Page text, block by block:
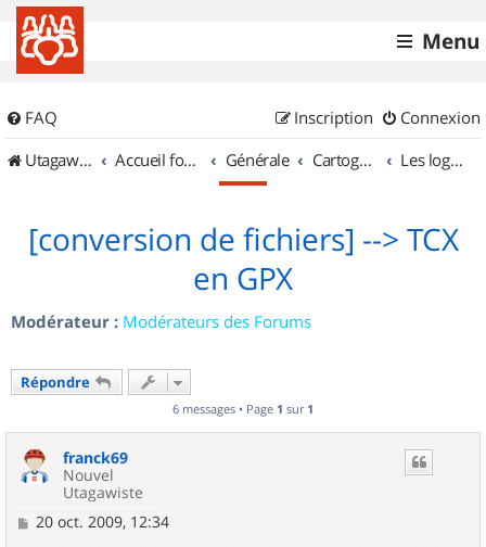
Menu
FAQ Connexion
Inscription
UtagawaVTT (Randos VTT et VTTAE avec traces GPS)
Accueil forum Générale Cartographie et GPS Les logiciels
[conversion de fichiers] --> TCX
en GPX
Modérateur : Modérateurs des Forums
Répondre
6 messages • Page 1 sur 1
franck69
Nouvel
Utagawiste
M
20 oct. 2009, 12:34